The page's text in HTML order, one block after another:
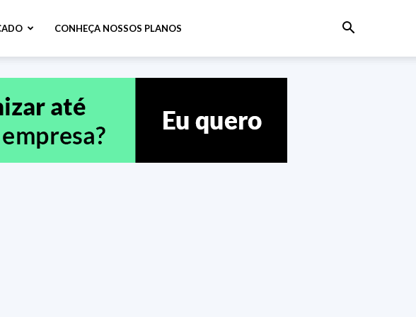
CONHEÇA NOSSOS PLANOS